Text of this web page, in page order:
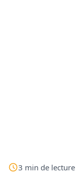
3 min de lecture